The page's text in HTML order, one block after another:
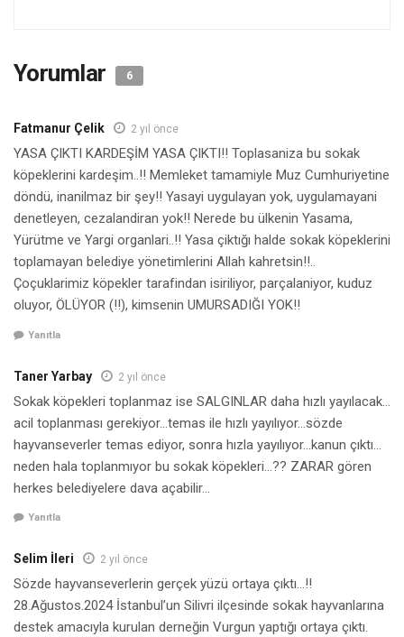
Yorumlar 6
Fatmanur Çelik 2 yıl önce
YASA ÇIKTI KARDEŞİM YASA ÇIKTI!! Toplasaniza bu sokak
köpeklerini kardeşim..!! Memleket tamamiyle Muz Cumhuriyetine
döndü, inanilmaz bir şey!! Yasayi uygulayan yok, uygulamayani
denetleyen, cezalandiran yok!! Nerede bu ülkenin Yasama,
Yürütme ve Yargi organlari..!! Yasa çiktığı halde sokak köpeklerini
toplamayan belediye yönetimlerini Allah kahretsin!!..
Çoçuklarimiz köpekler tarafindan isiriliyor, parçalaniyor, kuduz
oluyor, ÖLÜYOR (!!), kimsenin UMURSADIĞI YOK!!
Yanıtla
Taner Yarbay 2 yıl önce
Sokak köpekleri toplanmaz ise SALGINLAR daha hızlı yayılacak…
acil toplanması gerekiyor…temas ile hızlı yayılıyor…sözde
hayvanseverler temas ediyor, sonra hızla yayılıyor…kanun çıktı…
neden hala toplanmıyor bu sokak köpekleri…?? ZARAR gören
herkes belediyelere dava açabilir…
Yanıtla
Selim İleri 2 yıl önce
Sözde hayvanseverlerin gerçek yüzü ortaya çıktı…!!
28.Ağustos.2024 İstanbul’un Silivri ilçesinde sokak hayvanlarına
destek amacıyla kurulan derneğin Vurgun yaptığı ortaya çıktı.